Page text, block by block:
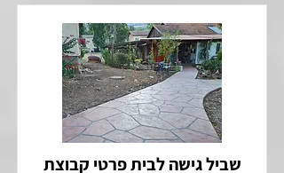
שביל גישה לבית פרטי קבוצת